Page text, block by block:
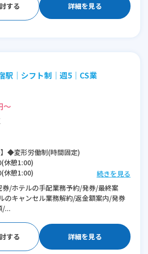
詳細を見る
駅｜シフト制｜週5｜CS業
～
】◆変形労働制(時間固定)
休憩1:00)
休憩1:00)
時間程度/月
続きを見る
/ホテルの手配業務予約/発券/最終案
のキャンセル業務解約/返金額案内/発券
/...
詳細を見る